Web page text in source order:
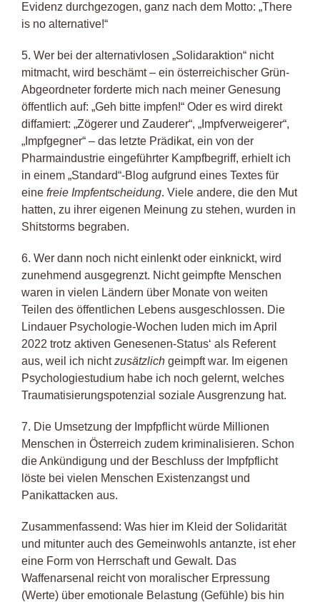
Evidenz durchgezogen, ganz nach dem Motto: „There
is no alternative!“
5. Wer bei der alternativlosen „Solidaraktion“ nicht
mitmacht, wird beschämt – ein österreichischer Grün-
Abgeordneter forderte mich nach meiner Genesung
öffentlich auf: „Geh bitte impfen!“ Oder es wird direkt
diffamiert: „Zögerer und Zauderer“, „Impfverweigerer“,
„Impfgegner“ – das letzte Prädikat, ein von der
Pharmaindustrie eingeführter Kampfbegriff, erhielt ich
in einem „Standard“-Blog aufgrund eines Textes für
eine freie Impfentscheidung. Viele andere, die den Mut
hatten, zu ihrer eigenen Meinung zu stehen, wurden in
Shitstorms begraben.
6. Wer dann noch nicht einlenkt oder einknickt, wird
zunehmend ausgegrenzt. Nicht geimpfte Menschen
waren in vielen Ländern über Monate von weiten
Teilen des öffentlichen Lebens ausgeschlossen. Die
Lindauer Psychologie-Wochen luden mich im April
2022 trotz aktiven Genesenen-Status‘ als Referent
aus, weil ich nichtzusätzlich geimpft war. Im eigenen
Psychologiestudium habe ich noch gelernt, welches
Traumatisierungspotenzial soziale Ausgrenzung hat.
7. Die Umsetzung der Impfpflicht würde Millionen
Menschen in Österreich zudem kriminalisieren. Schon
die Ankündigung und der Beschluss der Impfpflicht
löste bei vielen Menschen Existenzangst und
Panikattacken aus.
Zusammenfassend: Was hier im Kleid der Solidarität
und mitunter auch des Gemeinwohls antanzte, ist eher
eine Form von Herrschaft und Gewalt. Das
Waffenarsenal reicht von moralischer Erpressung
(Werte) über emotionale Belastung (Gefühle) bis hin